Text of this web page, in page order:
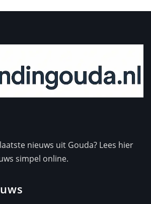
nieuws uit Gouda? Lees hier
simpel online.